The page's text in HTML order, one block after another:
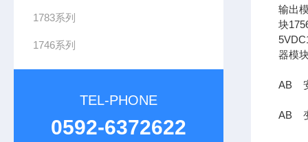
1783系列
1746系列
TEL-PHONE
0592-6372622
输出
块
器模
AB
AB